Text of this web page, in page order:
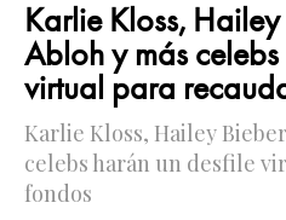
Karlie Kloss,
Abloh y más
virtual para
Karlie Kloss, Hailey
celebs harán un desfile
fondos